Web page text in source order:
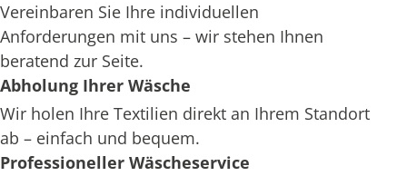
Vereinbaren Sie Ihre individuellen
Anforderungen mit uns – wir stehen Ihnen
beratend zur Seite.
Abholung Ihrer Wäsche
Wir holen Ihre Textilien direkt an Ihrem Standort
ab – einfach und bequem.
Professioneller Wäscheservice